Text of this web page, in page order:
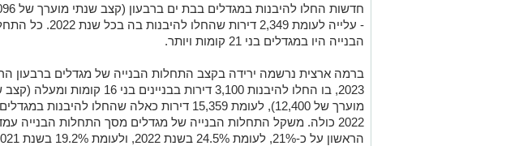
- עלייה לעומת 2,349 דירות שהחלו להיבנות בה בכל
הבנייה היו במגדלים בני 21 קומות ויותר.
ברמה ארצית נרשמה ירידה בקצב התחלות הבנייה של מגדלים ברבעון
2023, בו החלו להיבנות 3,100 דירות בבניינים בני 16 קומות
מוערך של 12,400), לעומת 15,359 דירות כאלה שהחלו להיבנות
2022 כולה. משקל התחלות הבנייה של מגדלים מסך התחלות הבנייה